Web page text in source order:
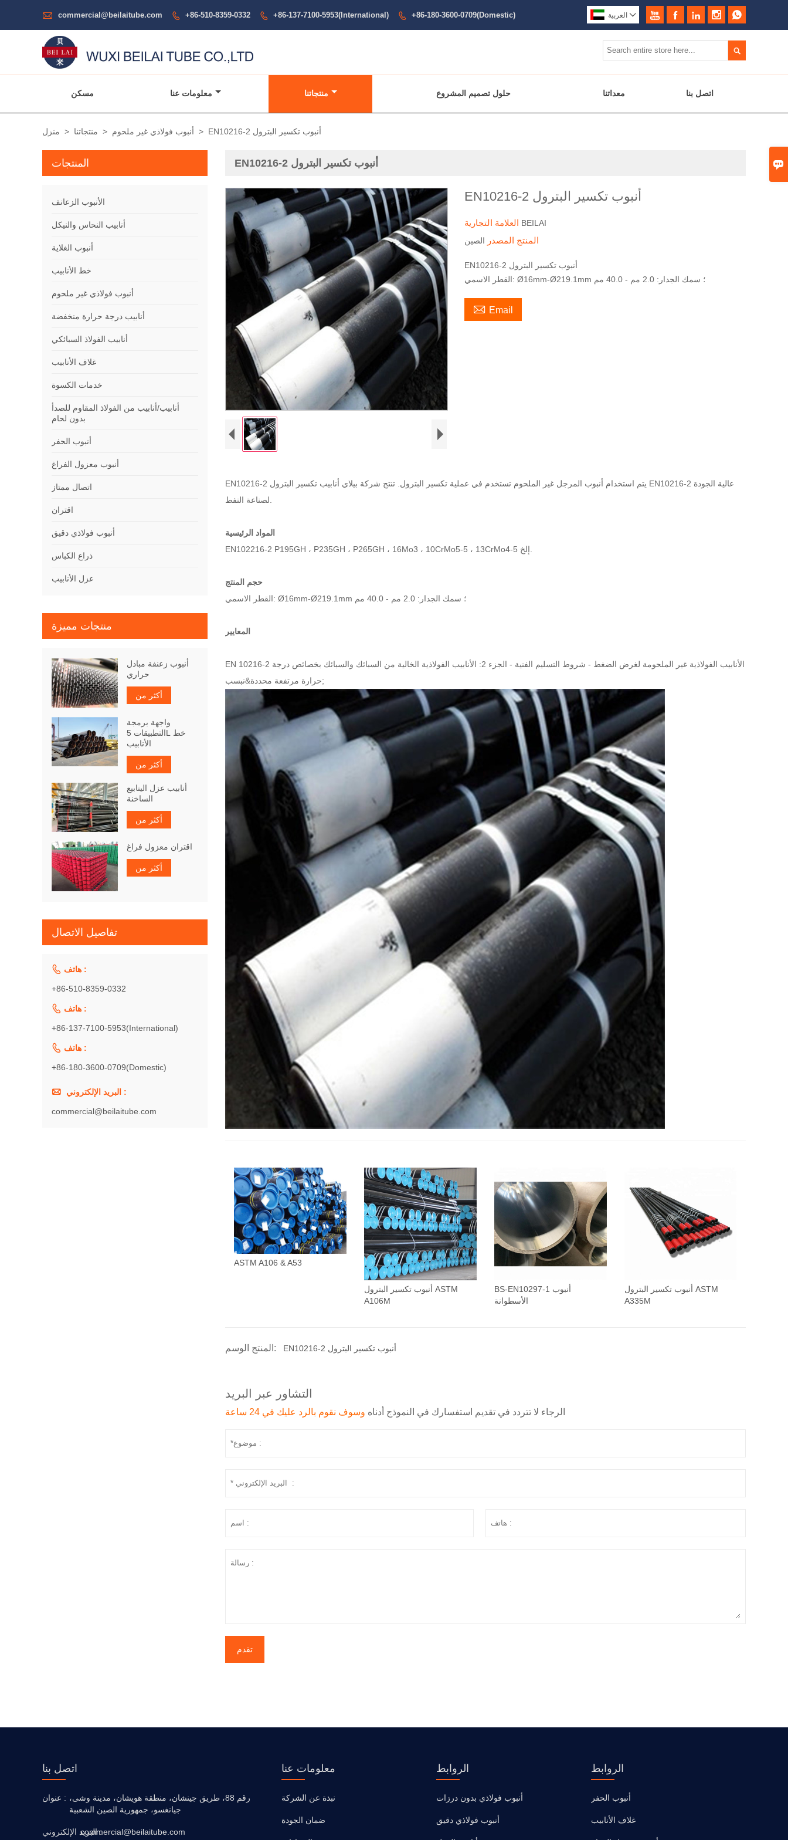

 commercial@beilaitube.com  +86-510-8359-0332  +86-137-7100-5953(International)  +86-180-3600-0709(Domestic)      العربية 

مسكن معلومات عنا منتجاتنا حلول تصميم المشروع معداتنا اتصل بنا
منزل > منتجاتنا > أنبوب فولاذي غير ملحوم > EN10216-2 أنبوب تكسير البترول
EN10216-2 أنبوب تكسير البترول
EN10216-2 أنبوب تكسير البترول
BEILAI
المنتج المصدر الصين
EN10216-2 أنبوب تكسير البترول
القطر الاسمي: Ø16mm-Ø219.1mm ؛ سمك الجدار: 2.0 مم - 40.0 مم
 Email
EN10216-2 يتم استخدام أنبوب المرجل غير الملحوم تستخدم في عملية تكسير البترول. تنتج شركة بيلاي أنابيب تكسير البترول EN10216-2 عالية الجودة
المواد الرئيسية
حجم المنتج
القطر الاسمي: Ø16mm-Ø219.1mm ؛ سمك الجدار: 2.0 مم - 40.0 مم
المعايير
EN 10216-2 الأنابيب الفولاذية غير الملحومة لغرض الضغط - شروط التسليم الفنية - الجزء 2: الأنابيب الفولاذية الخالية من السبائك والسبائك بخصائص درجة
حرارة مرتفعة محددة&نبسب;
ASTM A106 & A53
أنبوب تكسير البترول ASTM
A106M
BS-EN10297-1 أنبوب
الأسطوانة
أنبوب تكسير البترول ASTM
A335M
المنتج الوسم: EN10216-2 أنبوب تكسير البترول
التشاور عبر البريد
الرجاء لا تتردد في تقديم استفسارك في النموذج أدناه وسوف نقوم بالرد عليك في 24 ساعة
تقدم
المنتجات
الأنبوب الزعانف
أنابيب النحاس والنيكل
أنبوب الغلاية
خط الأنابيب
أنبوب فولاذي غير ملحوم
أنابيب درجة حرارة منخفضة
أنابيب الفولاذ السبائكي
غلاف الأنابيب
خدمات الكسوة
أنابيب/أنابيب من الفولاذ المقاوم للصدأ
بدون لحام
أنبوب الحفر
أنبوب معزول الفراغ
اتصال ممتاز
اقتران
أنبوب فولاذي دقيق
ذراع الكباس
عزل الأنابيب
منتجات مميزة
أنبوب زعنفة مبادل
حراري
أكثر من
واجهة برمجة
التطبيقات 5L خط
الأنابيب
أكثر من
أنابيب عزل الينابيع
الساخنة
أكثر من
اقتران معزول فراغ
أكثر من
تفاصيل الاتصال
 هاتف :
+86-510-8359-0332
 هاتف :
+86-137-7100-5953(International)
 هاتف :
+86-180-3600-0709(Domestic)
 البريد الإلكتروني :
commercial@beilaitube.com
اتصل بنا
عنوان : رقم 88، ​​طريق جينشان، منطقة هويشان، مدينة وشى،
جيانغسو، جمهورية الصين الشعبية
البريد الإلكتروني :
commercial@beilaitube.com
معلومات عنا
نبذة عن الشركة
ضمان الجودة
الروابط
أنبوب فولاذي بدون درزات
أنبوب فولاذي دقيق
الروابط
أنبوب الحفر
غلاف الأنابيب